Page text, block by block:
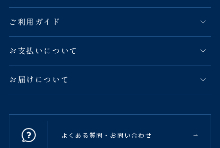
ご利用ガイド
お支払いについて
お届けについて
よくある質問・お問い合わせ